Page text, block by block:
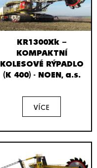
KR1300Xk –
KOMPAKTNÍ
KOLESOVÉ RÝPADLO
(K 400) - NOEN, a.s.
VÍCE